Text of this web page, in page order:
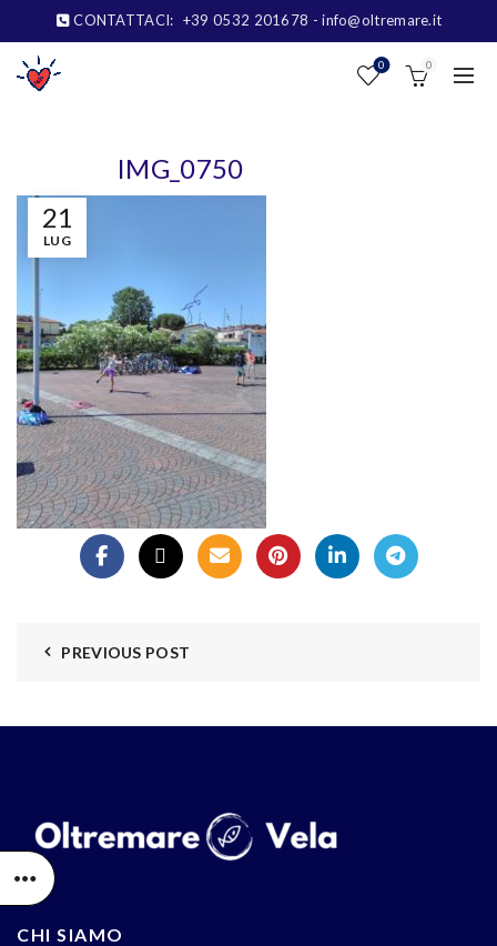
CONTATTACI: +39 0532 201678 - info@oltremare.it
0 0
21
LUG
IMG_0750
PREVIOUS POST
CHI SIAMO